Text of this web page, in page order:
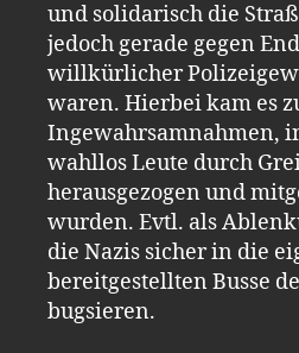
und solidarisch die
jedoch gerade gegen
willkürlicher
waren. Hierbei kam es
Ingewahrsamnahmen,
wahllos Leute durch
herausgezogen und
wurden. Evtl. als
die Nazis sicher in die
bereitgestellten Busse
bugsieren.